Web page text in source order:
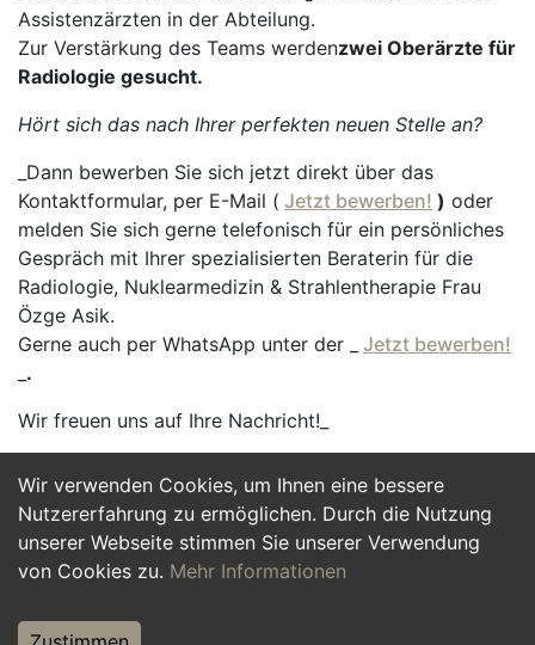
Wir verwenden Cookies, um Ihnen eine bessere
Nutzererfahrung zu ermöglichen. Durch die Nutzung
unserer Webseite stimmen Sie unserer Verwendung
von Cookies zu. Mehr Informationen
Assistenzärzten in der Abteilung.
Zur Verstärkung des Teams werdenzwei Oberärzte für
Radiologie gesucht.
Hört sich das nach Ihrer perfekten neuen Stelle an?
_Dann bewerben Sie sich jetzt direkt über das
Kontaktformular, per E-Mail ( Jetzt bewerben! ) oder
melden Sie sich gerne telefonisch für ein persönliches
Gespräch mit Ihrer spezialisierten Beraterin für die
Radiologie, Nuklearmedizin & Strahlentherapie Frau
Özge Asik.
Gerne auch per WhatsApp unter der _
Jetzt bewerben!
.
Wir freuen uns auf Ihre Nachricht!_
Jetzt Bewerben